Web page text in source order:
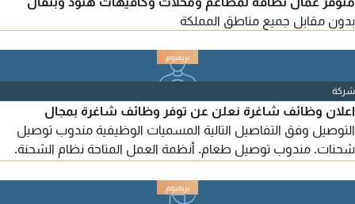
بدون مقابل جميع مناطق المملكة
شركة
اعلان وظائف شاغرة نعلن عن توفر وظائف شاغرة بمجال
التوصيل وفق التفاصيل التالية المسميات الوظيفية مندوب توصيل
شحنات. مندوب توصيل طعام. أنظمة العمل المتاحة نظام الشحنة.